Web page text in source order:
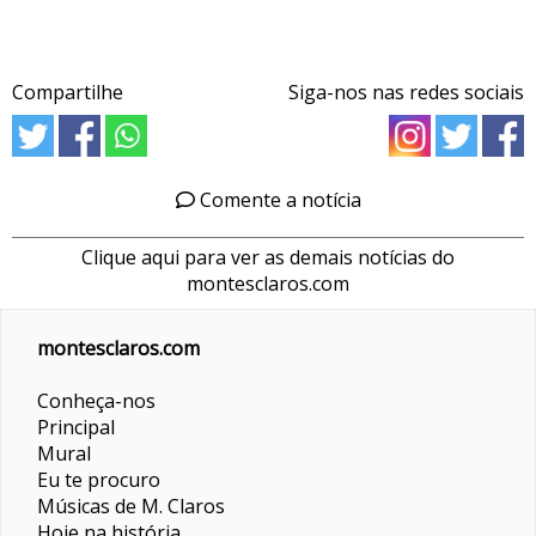
Compartilhe Siga-nos nas redes sociais
Comente a notícia
Clique aqui para ver as demais notícias do
montesclaros.com
montesclaros.com
Conheça-nos
Principal
Mural
Eu te procuro
Músicas de M. Claros